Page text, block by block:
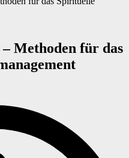
Methoden für das